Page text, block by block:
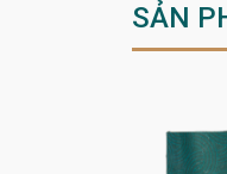
SẢN